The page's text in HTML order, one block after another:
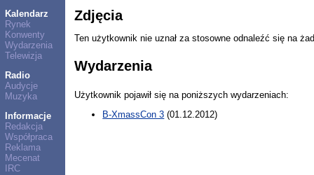
Kalendarz
Rynek
Konwenty
Wydarzenia
Telewizja
Radio
Audycje
Muzyka
Informacje
Redakcja
Współpraca
Reklama
Mecenat
IRC
Zdjęcia
Ten użytkownik nie uznał za stosowne odnaleźć się na
Wydarzenia
Użytkownik pojawił się na poniższych wydarzeniach:
B-XmassCon 3 (01.12.2012)